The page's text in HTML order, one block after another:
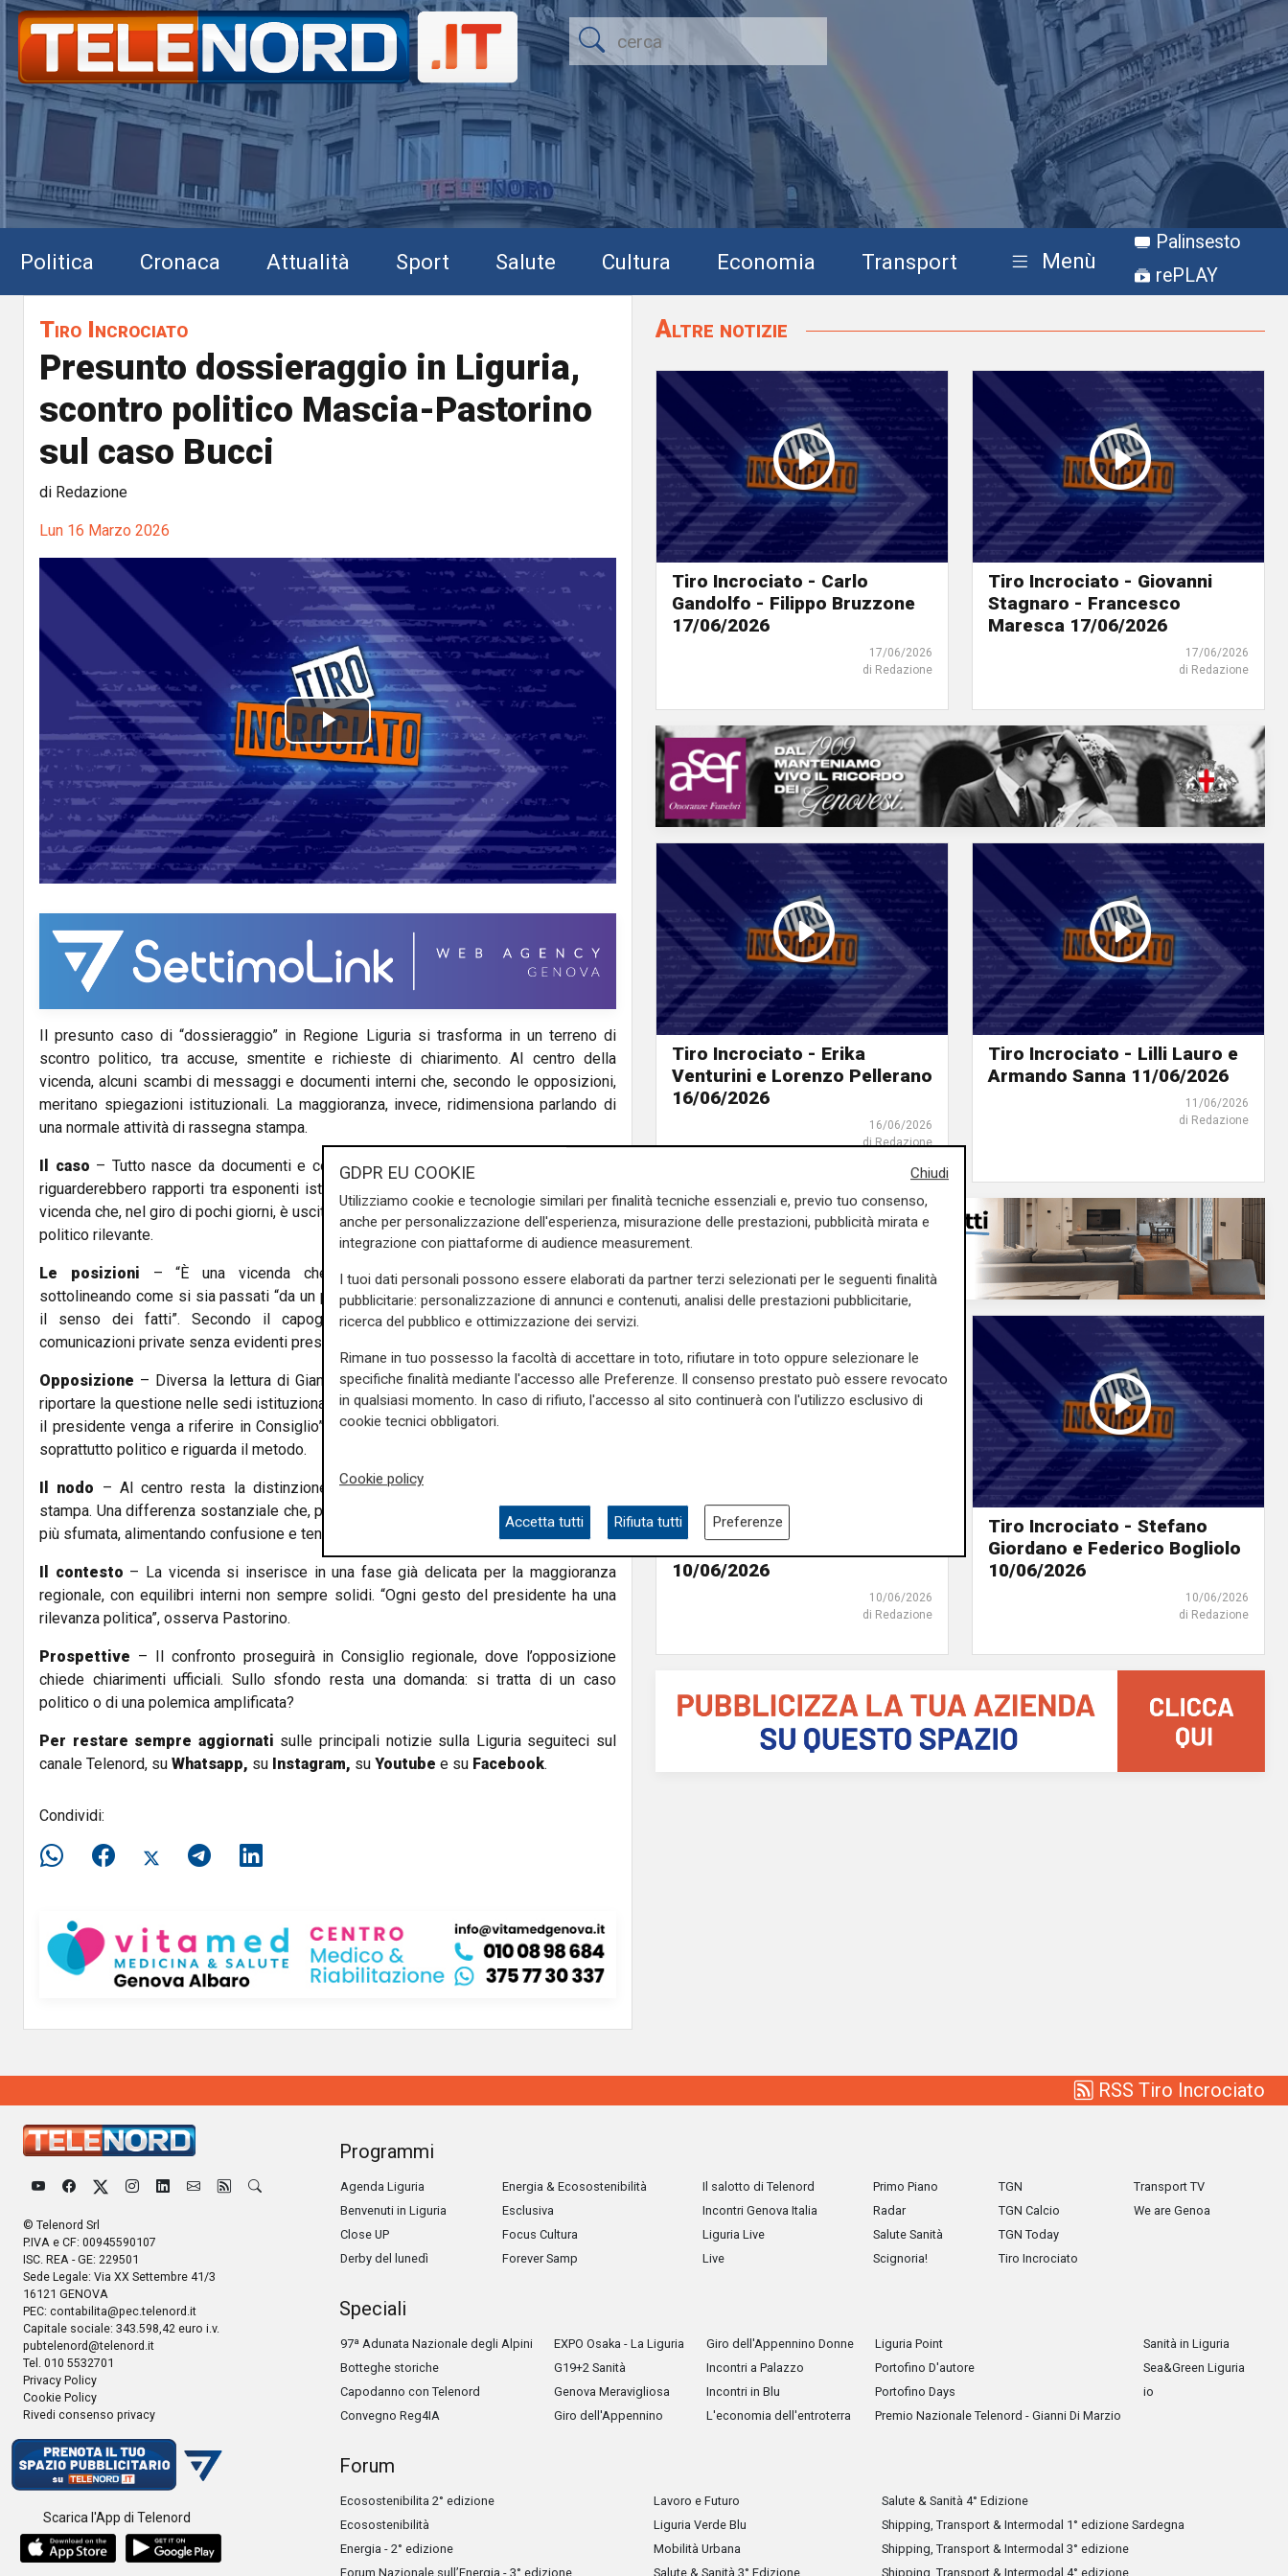
Politica Cronaca Attualità Sport Salute Cultura Economia Transport Menù
Palinsesto
rePLAY
Tiro Incrociato
Presunto dossieraggio in Liguria,
scontro politico Mascia-Pastorino
sul caso Bucci
di Redazione
Lun 16 Marzo 2026
P
l
a
y
V
e
o
Il presunto caso di “dossieraggio” in Regione Liguria si trasforma in un terreno di
scontro politico, tra accuse, smentite e richieste di chiarimento. Al centro della
vicenda, alcuni scambi di messaggi e documenti interni che, secondo le opposizioni,
meritano spiegazioni istituzionali. La maggioranza, invece, ridimensiona parlando di
una normale attività di rassegna stampa.
Il caso – Tutto nasce da documenti e conversazioni che, secondo quanto emerso,
riguarderebbero rapporti tra esponenti istituzionali e il mondo dell’informazione. Una
vicenda che, nel giro di pochi giorni, è uscita dall’ambito tecnico per assumere un peso
politico rilevante.
Le posizioni – “È una vicenda che intristisce”, commenta Mario Mascia,
sottolineando come si sia passati “da un piano deontologico a uno politico, perdendo
il senso dei fatti”. Secondo il capogruppo di Forza Italia, si tratterebbe di
comunicazioni private senza evidenti pressioni sulla stampa.
Opposizione – Diversa la lettura di Gianni Pastorino, che evidenzia la necessità di
riportare la questione nelle sedi istituzionali: “Non abbiamo chiesto dimissioni, ma che
il presidente venga a riferire in Consiglio”. Per l’esponente di opposizione, il tema è
soprattutto politico e riguarda il metodo.
Il nodo – Al centro resta la distinzione tra “dossieraggio” e semplice rassegna
stampa. Una differenza sostanziale che, però, nel dibattito pubblico si è fatta sempre
più sfumata, alimentando confusione e tensioni.
Il contesto – La vicenda si inserisce in una fase già delicata per la maggioranza
regionale, con equilibri interni non sempre solidi. “Ogni gesto del presidente ha una
rilevanza politica”, osserva Pastorino.
Prospettive – Il confronto proseguirà in Consiglio regionale, dove l’opposizione
chiede chiarimenti ufficiali. Sullo sfondo resta una domanda: si tratta di un caso
politico o di una polemica amplificata?
Per restare sempre aggiornati sulle principali notizie sulla Liguria seguiteci sul
canale Telenord, su Whatsapp, su Instagram, su Youtube e su Facebook.
Condividi:
Altre notizie
Tiro Incrociato - Carlo
Gandolfo - Filippo Bruzzone
17/06/2026
17/06/2026
di Redazione
Tiro Incrociato - Giovanni
Stagnaro - Francesco
Maresca 17/06/2026
17/06/2026
di Redazione
Tiro Incrociato - Erika
Venturini e Lorenzo Pellerano
16/06/2026
16/06/2026
di Redazione
Tiro Incrociato - Lilli Lauro e
Armando Sanna 11/06/2026
11/06/2026
di Redazione
Tiro Incrociato - Fabio
Ceraudo e Federica Minarelli
10/06/2026
10/06/2026
di Redazione
Tiro Incrociato - Stefano
Giordano e Federico Bogliolo
10/06/2026
10/06/2026
di Redazione
RSS Tiro Incrociato
© Telenord Srl
P.IVA e CF: 00945590107
ISC. REA - GE: 229501
Sede Legale: Via XX Settembre 41/3
16121 GENOVA
PEC: contabilita@pec.telenord.it
Capitale sociale: 343.598,42 euro i.v.
pubtelenord@telenord.it
Tel. 010 5532701
Privacy Policy
Cookie Policy
Rivedi consenso privacy
Scarica l'App di Telenord
Programmi
Agenda Liguria
Benvenuti in Liguria
Close UP
Derby del lunedì
Energia & Ecosostenibilità
Esclusiva
Focus Cultura
Forever Samp
Il salotto di Telenord
Incontri Genova Italia
Liguria Live
Live
Primo Piano
Radar
Salute Sanità
Scignoria!
TGN
TGN Calcio
TGN Today
Tiro Incrociato
Transport TV
We are Genoa
Speciali
97ª Adunata Nazionale degli Alpini
Botteghe storiche
Capodanno con Telenord
Convegno Reg4IA
EXPO Osaka - La Liguria
G19+2 Sanità
Genova Meravigliosa
Giro dell'Appennino
Giro dell'Appennino Donne
Incontri a Palazzo
Incontri in Blu
L'economia dell'entroterra
Liguria Point
Portofino D'autore
Portofino Days
Premio Nazionale Telenord - Gianni Di Marzio
Sanità in Liguria
Sea&Green Liguria
io
Forum
Ecosostenibilita 2° edizione
Ecosostenibilità
Energia - 2° edizione
Forum Nazionale sull’Energia - 3° edizione
Lavoro e Futuro
Liguria Verde Blu
Mobilità Urbana
Salute & Sanità 3° Edizione
Salute & Sanità 4° Edizione
Shipping, Transport & Intermodal 1° edizione Sardegna
Shipping, Transport & Intermodal 3° edizione
Shipping, Transport & Intermodal 4° edizione
Chiudi
GDPR EU COOKIE
Utilizziamo cookie e tecnologie similari per finalità tecniche essenziali e, previo tuo consenso,
anche per personalizzazione dell'esperienza, misurazione delle prestazioni, pubblicità mirata e
integrazione con piattaforme di audience measurement.
I tuoi dati personali possono essere elaborati da partner terzi selezionati per le seguenti finalità
pubblicitarie: personalizzazione di annunci e contenuti, analisi delle prestazioni pubblicitarie,
ricerca del pubblico e ottimizzazione dei servizi.
Rimane in tuo possesso la facoltà di accettare in toto, rifiutare in toto oppure selezionare le
specifiche finalità mediante l'accesso alle Preferenze. Il consenso prestato può essere revocato
in qualsiasi momento. In caso di rifiuto, l'accesso al sito continuerà con l'utilizzo esclusivo di
cookie tecnici obbligatori.
Cookie policy
Accetta tutti Rifiuta tutti Preferenze